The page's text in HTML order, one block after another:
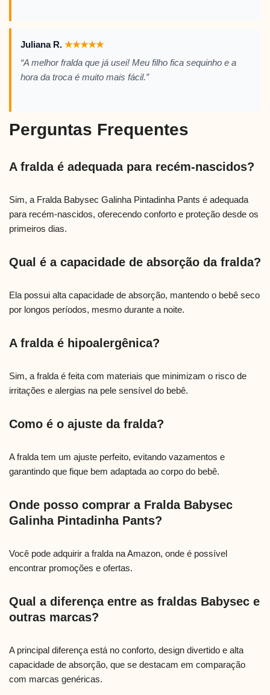
Juliana R. ★★★★★
“A melhor fralda que já usei! Meu filho fica sequinho e a
hora da troca é muito mais fácil.”
Perguntas Frequentes
A fralda é adequada para recém-nascidos?
Sim, a Fralda Babysec Galinha Pintadinha Pants é adequada
para recém-nascidos, oferecendo conforto e proteção desde os
primeiros dias.
Qual é a capacidade de absorção da fralda?
Ela possui alta capacidade de absorção, mantendo o bebê seco
por longos períodos, mesmo durante a noite.
A fralda é hipoalergênica?
Sim, a fralda é feita com materiais que minimizam o risco de
irritações e alergias na pele sensível do bebê.
Como é o ajuste da fralda?
A fralda tem um ajuste perfeito, evitando vazamentos e
garantindo que fique bem adaptada ao corpo do bebê.
Onde posso comprar a Fralda Babysec
Galinha Pintadinha Pants?
Você pode adquirir a fralda na Amazon, onde é possível
encontrar promoções e ofertas.
Qual a diferença entre as fraldas Babysec e
outras marcas?
A principal diferença está no conforto, design divertido e alta
capacidade de absorção, que se destacam em comparação
com marcas genéricas.